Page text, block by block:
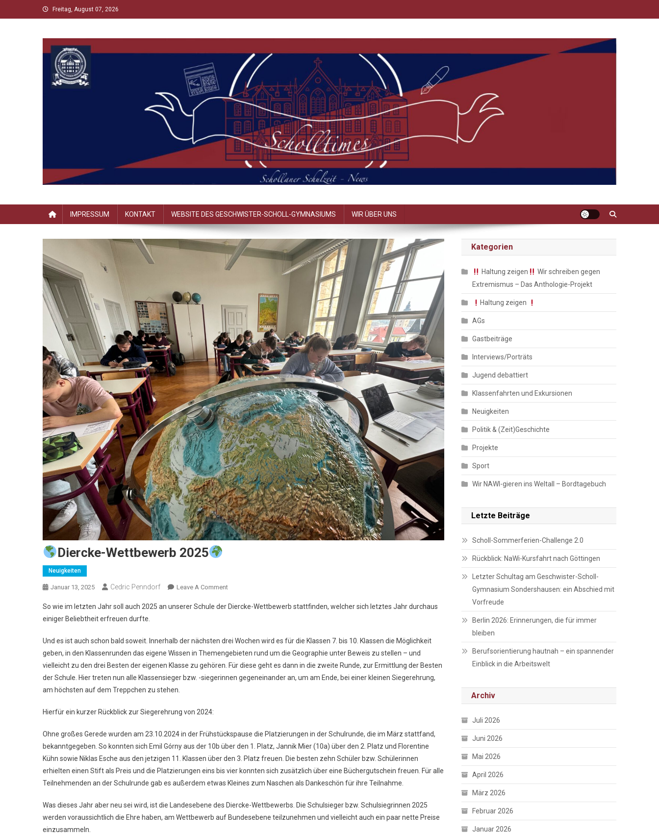
to
Freitag, August 07, 2026
IMPRESSUM KONTAKT WEBSITE DES GESCHWISTER-SCHOLL-GYMNASIUMS WIR ÜBER UNS
Diercke-Wettbewerb 2025
Neuigkeiten
Januar 13, 2025 Cedric Penndorf Leave A CommentOn
Diercke-
So wie im letzten Jahr soll auch 2025 an unserer Schule der Diercke-Wettbewerb stattfinden, welcher sich letztes Jahr durchaus
einiger Beliebtheit erfreuen durfte.
Und es ist auch schon bald soweit. Innerhalb der nächsten drei Wochen wird es für die Klassen 7. bis 10. Klassen die Möglichkeit
geben, in den Klassenrunden das eigene Wissen in Themengebieten rund um die Geographie unter Beweis zu stellen – und
vielleicht zu den drei Besten der eigenen Klasse zu gehören. Für diese geht es dann in die zweite Runde, zur Ermittlung der Besten
der Schule. Hier treten nun alle Klassensieger bzw. -siegerinnen gegeneinander an, um am Ende, bei einer kleinen Siegerehrung,
am höchsten auf dem Treppchen zu stehen.
Hierfür ein kurzer Rückblick zur Siegerehrung von 2024:
Ohne großes Gerede wurden am 23.10.2024 in der Frühstückspause die Platzierungen in der Schulrunde, die im März stattfand,
bekanntgegeben. So konnten sich Emil Górny aus der 10b über den 1. Platz, Jannik Mier (10a) über den 2. Platz und Florentine
Kühn sowie Niklas Esche aus den jetzigen 11. Klassen über den 3. Platz freuen. Die besten zehn Schüler bzw. Schülerinnen
erhielten einen Stift als Preis und die Platzierungen eins bis vier konnten sich zusätzlich über eine Büchergutschein freuen. Für alle
Teilnehmenden an der Schulrunde gab es außerdem etwas Kleines zum Naschen als Dankeschön für ihre Teilnahme.
Was dieses Jahr aber neu sei wird, ist die Landesebene des Diercke-Wettbewerbs. Die Schulsieger bzw. Schulsiegrinnen 2025
werden voraussichtlich die Ehre haben, am Wettbewerb auf Bundesebene teilzunehmen und vielleicht auch ein paar nette Preise
einzusammeln.
Kategorien
Haltung zeigen
Wir schreiben gegen
Extremismus – Das Anthologie-Projekt
Haltung zeigen
AGs
Gastbeiträge
Interviews/Porträts
Jugend debattiert
Klassenfahrten und Exkursionen
Neuigkeiten
Politik & (Zeit)Geschichte
Projekte
Sport
Wir NAWI-gieren ins Weltall – Bordtagebuch
Letzte Beiträge
Scholl-Sommerferien-Challenge 2.0
Rückblick: NaWi-Kursfahrt nach Göttingen
Letzter Schultag am Geschwister-Scholl-
Gymnasium Sondershausen: ein Abschied mit
Vorfreude
Berlin 2026: Erinnerungen, die für immer
bleiben
Berufsorientierung hautnah – ein spannender
Einblick in die Arbeitswelt
Archiv
Juli 2026
Juni 2026
Mai 2026
April 2026
März 2026
Februar 2026
Januar 2026